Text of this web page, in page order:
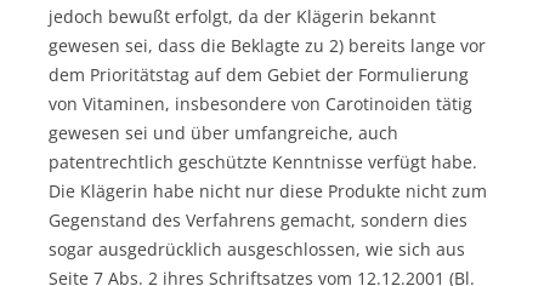
jedoch bewußt erfolgt, da der Klägerin bekannt
gewesen sei, dass die Beklagte zu 2) bereits lange vor
dem Prioritätstag auf dem Gebiet der Formulierung
von Vitaminen, insbesondere von Carotinoiden tätig
gewesen sei und über umfangreiche, auch
patentrechtlich geschützte Kenntnisse verfügt habe.
Die Klägerin habe nicht nur diese Produkte nicht zum
Gegenstand des Verfahrens gemacht, sondern dies
sogar ausgedrücklich ausgeschlossen, wie sich aus
Seite 7 Abs. 2 ihres Schriftsatzes vom 12.12.2001 (Bl.